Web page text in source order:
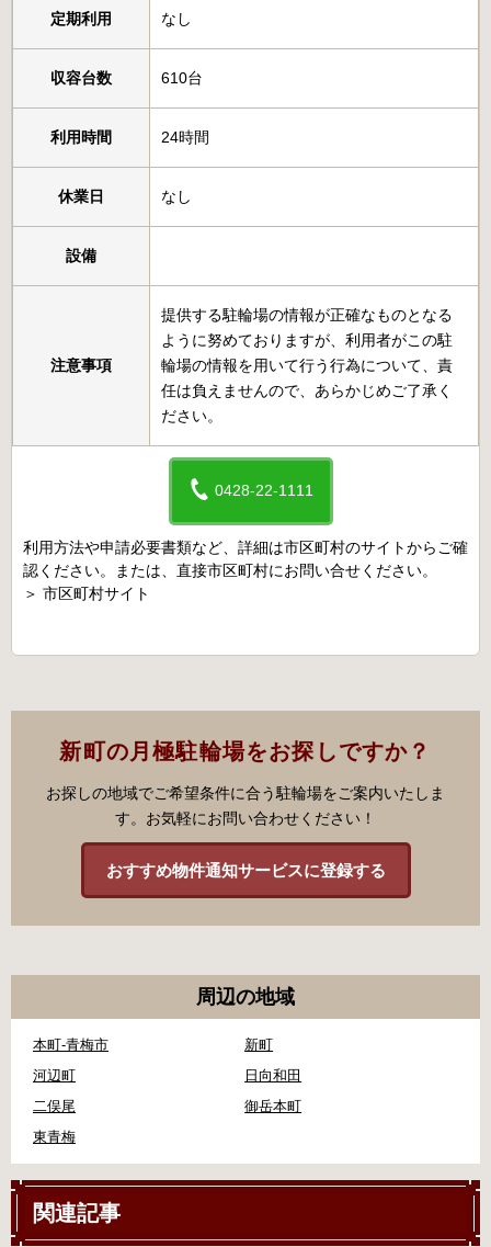
定期利用 なし
収容台数 610台
利用時間 24時間
休業日 なし
設備
注意事項
提供する駐輪場の情報が正確なものとなる
ように努めておりますが、利用者がこの駐
輪場の情報を用いて行う行為について、責
任は負えませんので、あらかじめご了承く
ださい。
0428-22-1111
利用方法や申請必要書類など、詳細は市区町村のサイトからご確
認ください。または、直接市区町村にお問い合せください。
＞ 市区町村サイト
新町の月極駐輪場をお探しですか？
お探しの地域でご希望条件に合う駐輪場をご案内いたしま
す。お気軽にお問い合わせください！
おすすめ物件通知サービスに登録する
周辺の地域
本町-青梅市
新町
河辺町
日向和田
二俣尾
御岳本町
東青梅
関連記事